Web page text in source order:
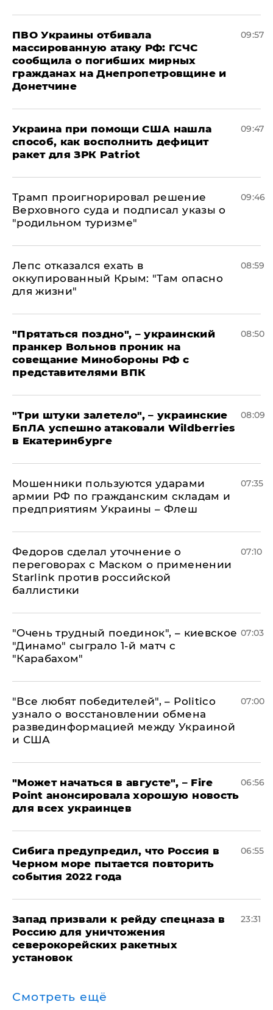
ПВО Украины отбивала
массированную атаку РФ: ГСЧС
сообщила о погибших мирных
гражданах на Днепропетровщине и
Донетчине
09:57
Украина при помощи США нашла
способ, как восполнить дефицит
ракет для ЗРК Patriot
09:47
Трамп проигнорировал решение
Верховного суда и подписал указы о
"родильном туризме"
09:46
Лепс отказался ехать в
оккупированный Крым: "Там опасно
для жизни"
08:59
"Прятаться поздно", – украинский
пранкер Вольнов проник на
совещание Минобороны РФ с
представителями ВПК
08:50
"Три штуки залетело", – украинские
БпЛА успешно атаковали Wildberries
в Екатеринбурге
08:09
Мошенники пользуются ударами
армии РФ по гражданским складам и
предприятиям Украины – Флеш
07:35
Федоров сделал уточнение о
переговорах с Маском о применении
Starlink против российской
баллистики
07:10
"Очень трудный поединок", – киевское
"Динамо" сыграло 1-й матч с
"Карабахом"
07:03
​"Все любят победителей", – Politico
узнало о восстановлении обмена
развединформацией между Украиной
и США
07:00
"Может начаться в августе", – Fire
Point анонсировала хорошую новость
для всех украинцев
06:56
Сибига предупредил, что Россия в
Черном море пытается повторить
события 2022 года
06:55
Запад призвали к рейду спецназа в
Россию для уничтожения
северокорейских ракетных
установок
23:31
Смотреть ещё